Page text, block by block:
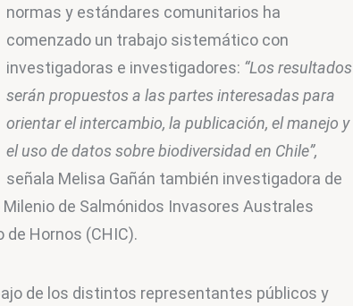
normas y estándares comunitarios ha
comenzado un trabajo sistemático con
investigadoras e investigadores: “Los resultados
serán propuestos a las partes interesadas para
orientar el intercambio, la publicación, el manejo y
el uso de datos sobre biodiversidad en Chile”,
señala Melisa Gañán también investigadora de
de Salmónidos Invasores Australes
de Hornos (CHIC).
de los distintos representantes públicos y